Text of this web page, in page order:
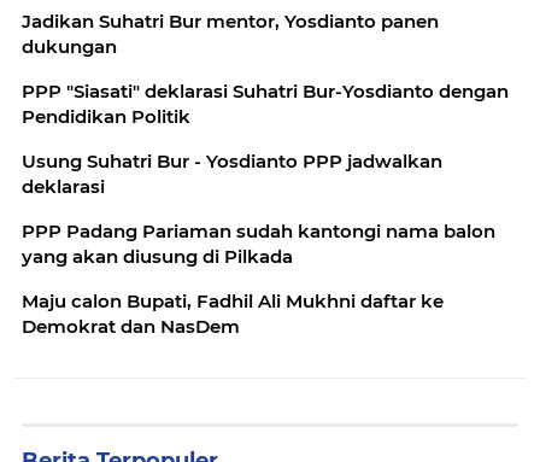
Jadikan Suhatri Bur mentor, Yosdianto panen
dukungan
PPP "Siasati" deklarasi Suhatri Bur-Yosdianto dengan
Pendidikan Politik
Usung Suhatri Bur - Yosdianto PPP jadwalkan
deklarasi
PPP Padang Pariaman sudah kantongi nama balon
yang akan diusung di Pilkada
Maju calon Bupati, Fadhil Ali Mukhni daftar ke
Demokrat dan NasDem